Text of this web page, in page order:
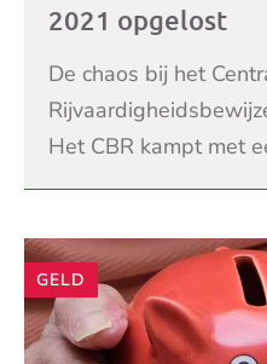
2021 opgelost
De chaos bij het
Het CBR kampt met
die volgens de
LEES VERDER
GELD